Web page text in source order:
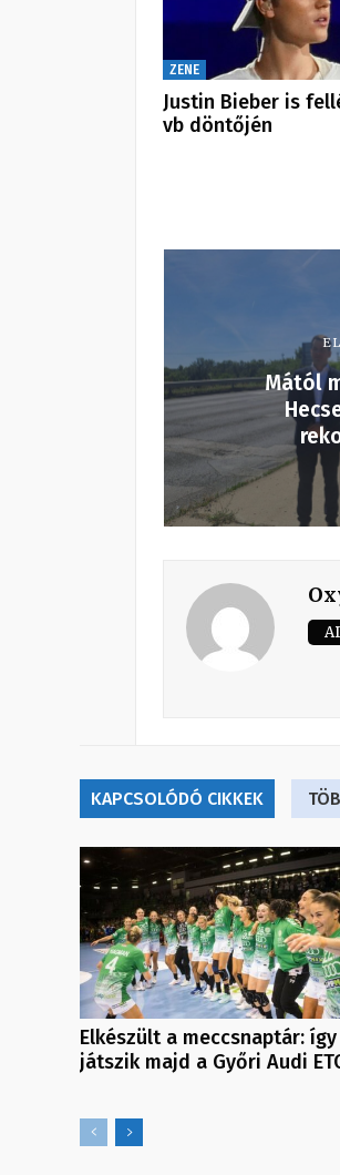
ZENE
Justin Bieber is
vb döntőjén
Mától
KAPCSOLÓDÓ CIKKEK
Elkészült a meccsnaptár: így
játszik majd a Győri Audi